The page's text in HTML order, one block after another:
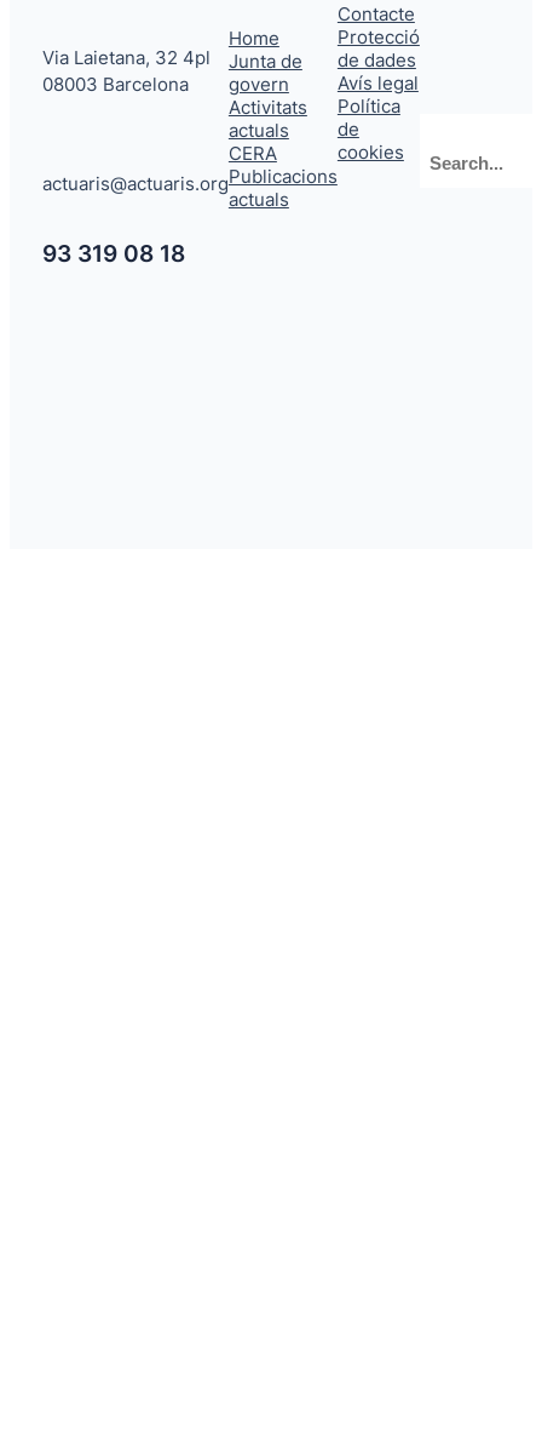
Via Laietana, 32 4pl
08003 Barcelona
actuaris@actuaris.org
93 319 08 18
Home
Junta de
govern
Activitats
actuals
CERA
Publicacions
actuals
Contacte
Protecció
de dades
Avís legal
Política
de
cookies